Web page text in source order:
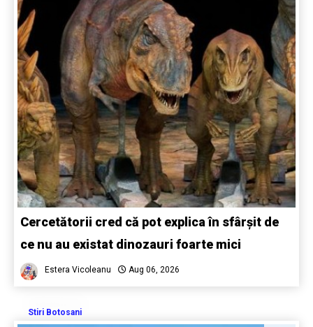
Cercetătorii cred că pot explica în sfârșit de
ce nu au existat dinozauri foarte mici
Estera Vicoleanu Aug 06, 2026
Stiri Botosani